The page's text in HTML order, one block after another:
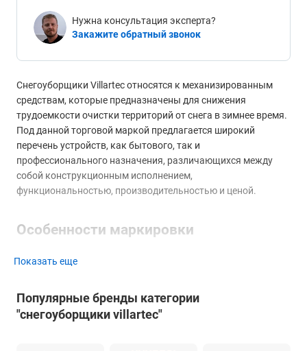
Нужна консультация эксперта?
Закажите обратный звонок
Снегоуборщики Villartec относятся к механизированным
средствам, которые предназначены для снижения
трудоемкости очистки территорий от снега в зимнее время.
Под данной торговой маркой предлагается широкий
перечень устройств, как бытового, так и
профессионального назначения, различающихся между
собой конструкционным исполнением,
функциональностью, производительностью и ценой.
Особенности маркировки
Под данным брендом выпускаются модели серии WA,
карбюраторного двигателя, а также многофункциональные
бензоприводные блоки SW, на которые может
Показать еще
Популярные бренды категории
"снегоуборщики villartec"